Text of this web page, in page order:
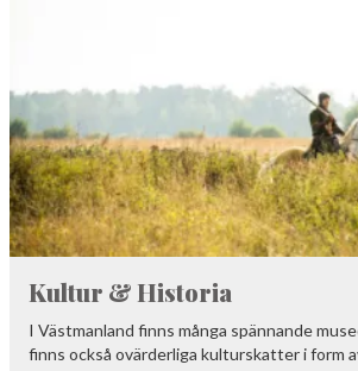
Kultur & Historia
I Västmanland finns många spännande
finns också ovärderliga kulturskatter i form